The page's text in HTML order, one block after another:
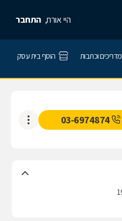
היי אורח, התחבר
מדריכים וכתבות הוסף בית עסק
03-6974874